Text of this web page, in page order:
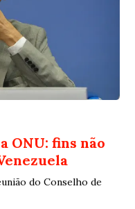
ONU: fins não
do Conselho de